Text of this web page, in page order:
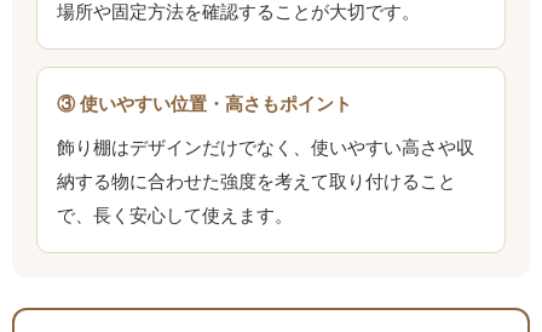
場所や固定方法を確認することが大切です。
③ 使いやすい位置・高さもポイント
飾り棚はデザインだけでなく、使いやすい高さや収
納する物に合わせた強度を考えて取り付けること
で、長く安心して使えます。